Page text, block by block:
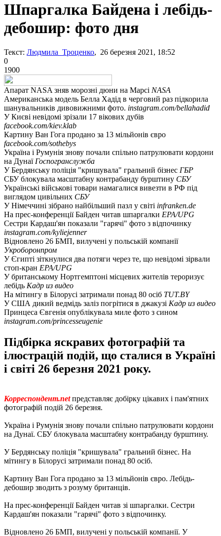
Шпаргалка Байдена і лебідь-
дебошир: фото дня
Текст: Людмила Троценко, 26 березня 2021, 18:52
0
1900
Апарат NASA зняв морозні дюни на Марсі NASA
Американська модель Белла Хадід в черговий раз підкорила
шанувальників дивовижними фото. instagram.com/bellahadid
У Києві невідомі зрізали 17 вікових дубів
facebook.com/kiev.klab
Картину Ван Гога продано за 13 мільйонів євро
facebook.com/sothebys
Україна і Румунія знову почали спільно патрулювати кордони
на Дунаї Госпогранслужба
У Бердянську поліція "кришувала" гральний бізнес ГБР
СБУ блокувала масштабну контрабанду бурштину СБУ
Українські військові товари намагалися вивезти в РФ під
виглядом цивільних СБУ
У Німеччині зібрано найбільший пазл у світі infranken.de
На прес-конференції Байден читав шпаргалки EPA/UPG
Сестри Кардаш'ян показали "гарячі" фото з відпочинку
instagram.com/kyliejenner
Відновлено 26 БМП, вилучені у польській компанії
Укроборонпром
У Єгипті зіткнулися два потяги через те, що невідомі зірвали
стоп-кран EPA/UPG
У британському Нортгемптоні місцевих жителів тероризує
лебідь Кадр из видео
На мітингу в Білорусі затримали понад 80 осіб TUT.BY
У США дикий ведмідь заліз погрітися в джакузі Кадр из видео
Принцеса Євгенія опублікувала миле фото з сином
instagram.com/princesseugenie
Підбірка яскравих фотографій та
ілюстрацій подій, що сталися в Україні
і світі 26 березня 2021 року.
Корреспондент.netпредставляє добірку цікавих і пам'ятних
фотографій подій 26 березня.
Україна і Румунія знову почали спільно патрулювати кордони
на Дунаї. СБУ блокувала масштабну контрабанду бурштину.
У Бердянську поліція "кришувала" гральний бізнес. На
мітингу в Білорусі затримали понад 80 осіб.
Картину Ван Гога продано за 13 мільйонів євро. Лебідь-
дебошир зводить з розуму британців.
На прес-конференції Байден читав зі шпаргалки. Сестри
Кардаш'ян показали "гарячі" фото з відпочинку.
Відновлено 26 БМП, вилучені у польській компанії. У